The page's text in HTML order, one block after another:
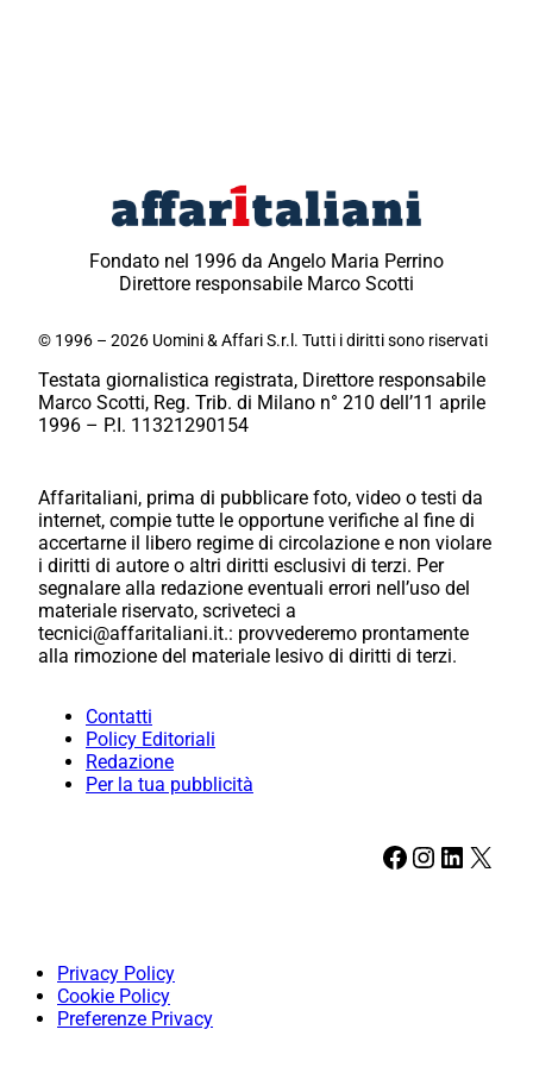
Fondato nel 1996 da Angelo Maria Perrino
Direttore responsabile Marco Scotti
© 1996 – 2026 Uomini & Affari S.r.l. Tutti i diritti sono riservati
Testata giornalistica registrata, Direttore responsabile
Marco Scotti, Reg. Trib. di Milano n° 210 dell’11 aprile
1996 – P.I. 11321290154
Affaritaliani, prima di pubblicare foto, video o testi da
internet, compie tutte le opportune verifiche al fine di
accertarne il libero regime di circolazione e non violare
i diritti di autore o altri diritti esclusivi di terzi. Per
segnalare alla redazione eventuali errori nell’uso del
materiale riservato, scriveteci a
tecnici@affaritaliani.it.: provvederemo prontamente
alla rimozione del materiale lesivo di diritti di terzi.
Contatti
Policy Editoriali
Redazione
Per la tua pubblicità
Facebook Instagram LinkedIn X
Privacy Policy
Cookie Policy
Preferenze Privacy